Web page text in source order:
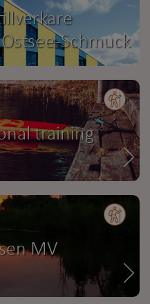
Schmuck
training
MV